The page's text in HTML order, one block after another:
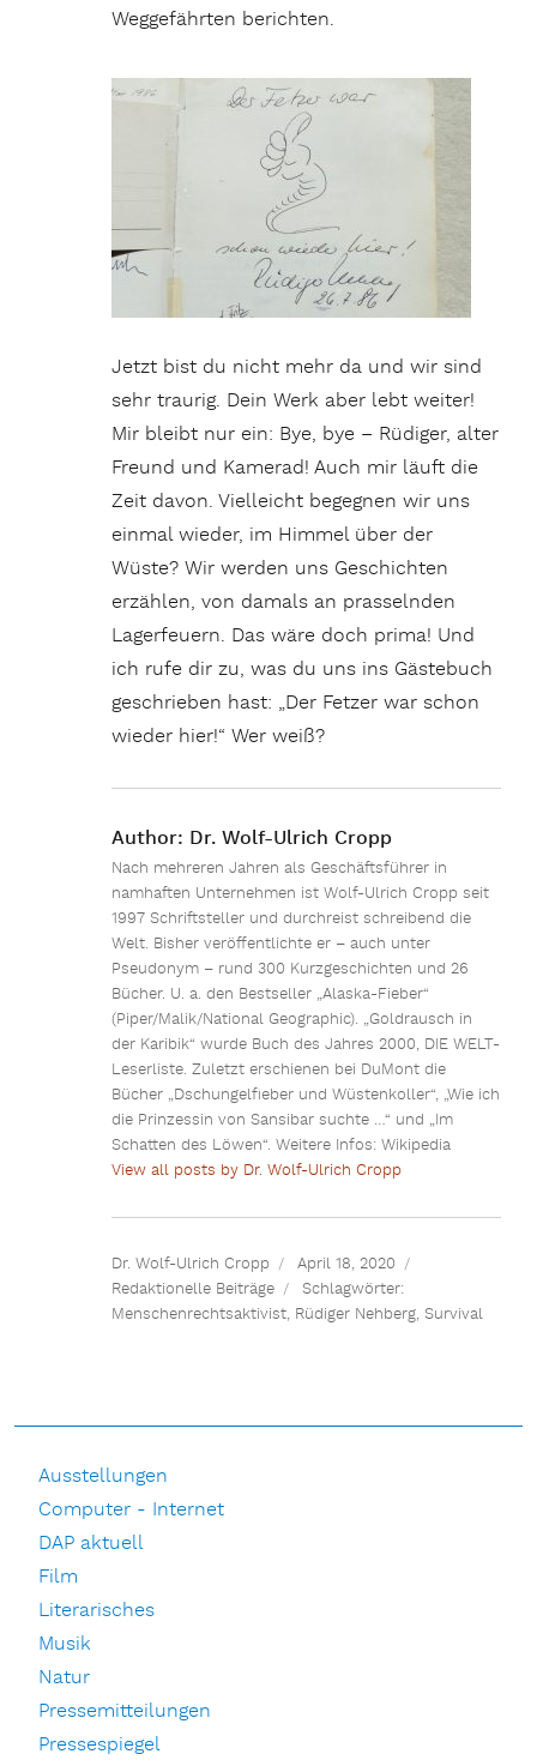
Weggefährten berichten.
Jetzt bist du nicht mehr da und wir sind
sehr traurig. Dein Werk aber lebt weiter!
Mir bleibt nur ein: Bye, bye – Rüdiger, alter
Freund und Kamerad! Auch mir läuft die
Zeit davon. Vielleicht begegnen wir uns
einmal wieder, im Himmel über der
Wüste? Wir werden uns Geschichten
erzählen, von damals an prasselnden
Lagerfeuern. Das wäre doch prima! Und
ich rufe dir zu, was du uns ins Gästebuch
geschrieben hast: „Der Fetzer war schon
wieder hier!“ Wer weiß?
Author: Dr. Wolf-Ulrich Cropp
Nach mehreren Jahren als Geschäftsführer in
namhaften Unternehmen ist Wolf-Ulrich Cropp seit
1997 Schriftsteller und durchreist schreibend die
Welt. Bisher veröffentlichte er – auch unter
Pseudonym – rund 300 Kurzgeschichten und 26
Bücher. U. a. den Bestseller „Alaska-Fieber“
(Piper/Malik/National Geographic). „Goldrausch in
der Karibik“ wurde Buch des Jahres 2000, DIE WELT-
Leserliste. Zuletzt erschienen bei DuMont die
Bücher „Dschungelfieber und Wüstenkoller“, „Wie ich
die Prinzessin von Sansibar suchte …“ und „Im
Schatten des Löwen“. Weitere Infos: Wikipedia
View all posts by Dr. Wolf-Ulrich Cropp
Dr. Wolf-Ulrich Cropp
April 18, 2020
Redaktionelle Beiträge
Schlagwörter:
Menschenrechtsaktivist, Rüdiger Nehberg, Survival
Ausstellungen
Computer - Internet
DAP aktuell
Film
Literarisches
Musik
Natur
Pressemitteilungen
Pressespiegel